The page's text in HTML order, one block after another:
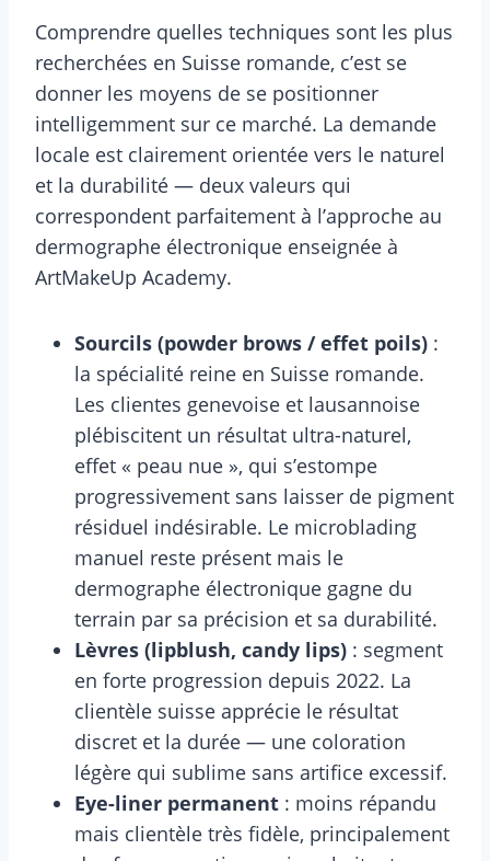
Comprendre quelles techniques sont les plus
recherchées en Suisse romande, c’est se
donner les moyens de se positionner
intelligemment sur ce marché. La demande
locale est clairement orientée vers le naturel
et la durabilité — deux valeurs qui
correspondent parfaitement à l’approche au
dermographe électronique enseignée à
ArtMakeUp Academy.
Sourcils (powder brows / effet poils) :
la spécialité reine en Suisse romande.
Les clientes genevoise et lausannoise
plébiscitent un résultat ultra-naturel,
effet « peau nue », qui s’estompe
progressivement sans laisser de pigment
résiduel indésirable. Le microblading
manuel reste présent mais le
dermographe électronique gagne du
terrain par sa précision et sa durabilité.
Lèvres (lipblush, candy lips) : segment
en forte progression depuis 2022. La
clientèle suisse apprécie le résultat
discret et la durée — une coloration
légère qui sublime sans artifice excessif.
Eye-liner permanent : moins répandu
mais clientèle très fidèle, principalement